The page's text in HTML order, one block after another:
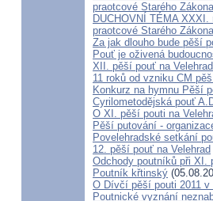
praotcové Starého Zákona
DUCHOVNÍ TÉMA
praotcové Starého Zákona
Za jak dlouho bude pěší
Pouť je oživená
XII. pěší pouť na
11 roků od vzniku CM
Konkurz na hymnu Pěší
Cyrilometodějská pouť
O XI. pěší pouti na
Pěší putování -
Povelehradské setkání
12. pěší pouť na Velehrad
Odchody poutníků při XI.
Poutník křtinský
O Dívčí pěší pouti 2011 v
Poutnické vyznání